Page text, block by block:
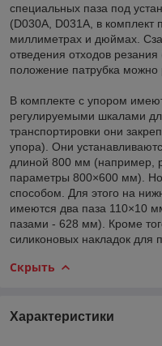
специальных паза под
(D030A, D031A, в комплект
миллиметрах и дюймах.
отведения отходов
положение патрубка можно
В комплекте с упором
регулируемыми шкалами
транспортировки они
упора). Они
длиной 800 мм (например,
параметры 800×600 мм).
способом. Для этого на
имеются два паза 110×10
пазами - 628 мм). Кроме
силиконовых накладок для
Скрыть
Характеристики